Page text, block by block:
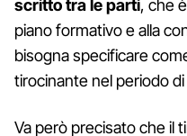
scritto tra le parti, che
piano formativo e alla
bisogna specificare
tirocinante nel periodo di
Va però precisato che il